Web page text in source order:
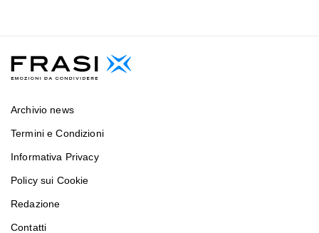
Archivio news
Termini e Condizioni
Informativa Privacy
Policy sui Cookie
Redazione
Contatti